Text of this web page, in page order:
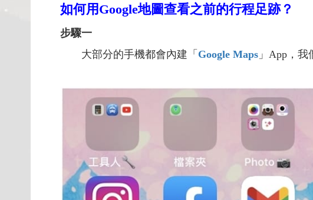
如何用Google地圖查看之前的行程足跡？
步驟一
大部分的手機都會內建「 Google Maps 」App，